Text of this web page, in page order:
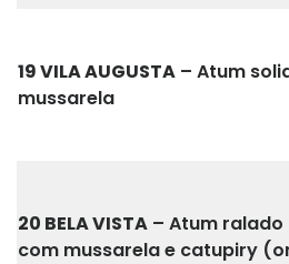
19VILA AUGUSTA – Atum
mussarela
20 BELA VISTA – Atum
com mussarela e catupiry